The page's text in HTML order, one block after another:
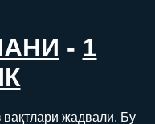
- 1
вақтлари жадвали. Бу